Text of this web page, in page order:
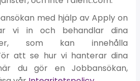
med hjälp av Apply on
vi in och behandlar dina
som kan innehålla
att se hur vi hanterar dina
du gör en Jobbansökan,